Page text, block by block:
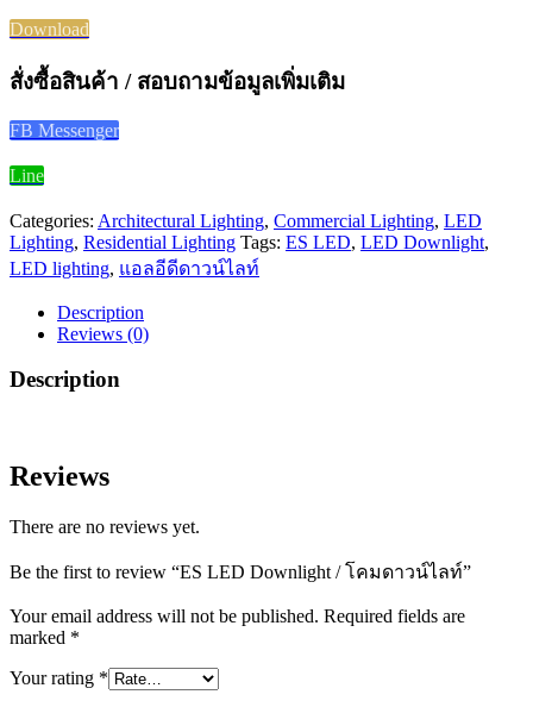
Download
สั่งซื้อสินค้า / สอบถามข้อมูลเพิ่มเติม
FB Messenger
Line
Categories: Architectural Lighting, Commercial Lighting, LED
Lighting, Residential Lighting Tags: ES LED, LED Downlight,
LED lighting, แอลอีดีดาวน์ไลท์
Description
Reviews (0)
Description
Reviews
There are no reviews yet.
Be the first to review “ES LED Downlight / โคมดาวน์ไลท์”
Your email address will not be published. Required fields are
marked *
Your rating *